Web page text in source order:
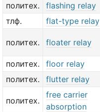
политех.
flashing relay
тлф.
flat-type relay
политех. floater relay
политех.
floor relay
политех.
flutter relay
политех.
free carrier
absorption